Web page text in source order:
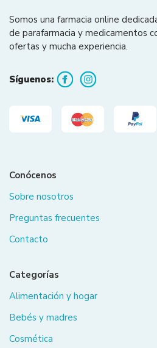
Somos una farmacia online
de parafarmacia y medicamentos
ofertas y mucha experiencia.
Síguenos:
Conócenos
Sobre nosotros
Preguntas frecuentes
Contacto
Categorías
Alimentación y hogar
Bebés y madres
Cosmética